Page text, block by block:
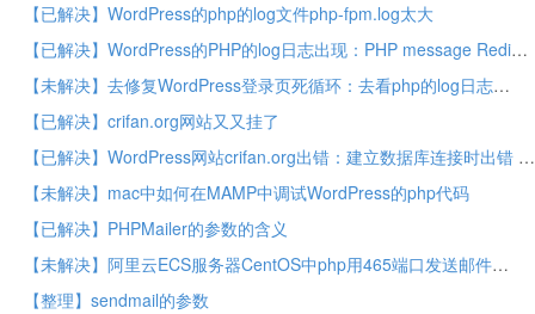
【已解决】WordPress的php的log文件php-fpm.log太大
【已解决】WordPress的PHP的log日志出现：PHP message RedisException OOM command not allowed when used memory maxmemory in plugins redis-cache
【未解决】去修复WordPress登录页死循环：去看php的log日志
【已解决】crifan.org网站又又挂了
【已解决】WordPress网站crifan.org出错：建立数据库连接时出错 这意味着您在wp-config.php文件中指定的用户名和密码信息不正确
【未解决】mac中如何在MAMP中调试WordPress的php代码
【已解决】PHPMailer的参数的含义
【未解决】阿里云ECS服务器CentOS中php用465端口发送邮件
【整理】sendmail的参数